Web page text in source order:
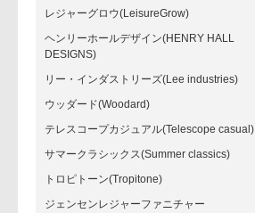
レジャーグロウ(LeisureGrow)
ヘンリーホールデザイン(HENRY HALL
DESIGNS)
リー・インダストリーズ(Lee industries)
ウッダード(Woodard)
テレスコープカジュアル(Telescope casual)
サマークラシックス(Summer classics)
トロピトーン(Tropitone)
ジェンセンレジャーファニチャー